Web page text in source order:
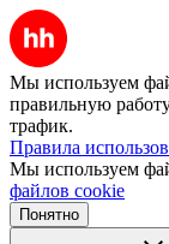
Мы используем
правильную
трафик.
Правила
Мы используем
файлов cookie
Понятно